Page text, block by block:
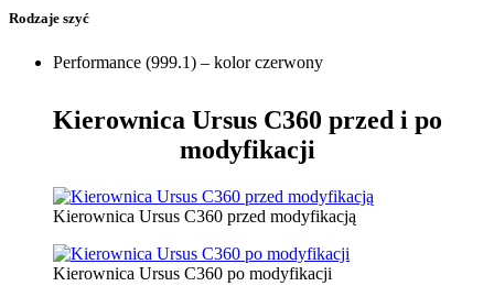
Rodzaje szyć
Performance (999.1) – kolor czerwony
Kierownica Ursus C360 przed i po
modyfikacji
Kierownica Ursus C360 przed modyfikacją
Kierownica Ursus C360 po modyfikacji